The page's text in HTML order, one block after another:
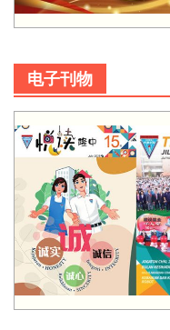
电子刊物